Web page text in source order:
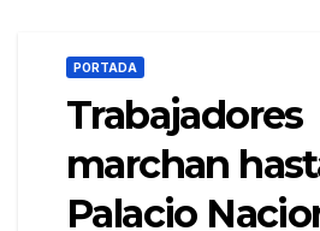
PORTADA
Trabajadores
marchan
Palacio